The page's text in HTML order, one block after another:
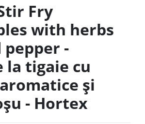
Fry
with herbs
pepper -
la tigaie cu
și
- Hortex